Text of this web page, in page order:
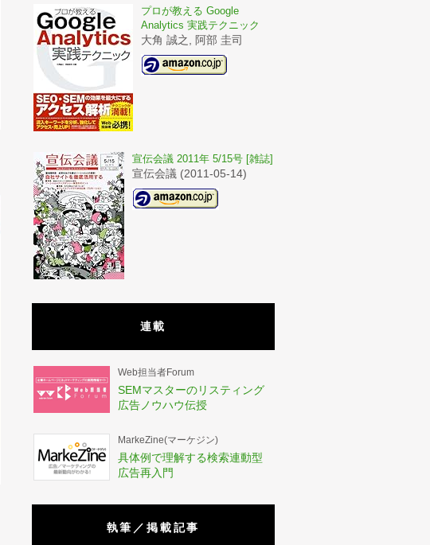
プロが教える Google
Analytics 実践テクニック
大角 誠之, 阿部 圭司
宣伝会議 2011年 5/15号 [雑誌]
宣伝会議 (2011-05-14)
連載
Web担当者Forum
SEMマスターのリスティング
広告ノウハウ伝授
MarkeZine(マーケジン)
具体例で理解する検索連動型
広告再入門
執筆／掲載記事